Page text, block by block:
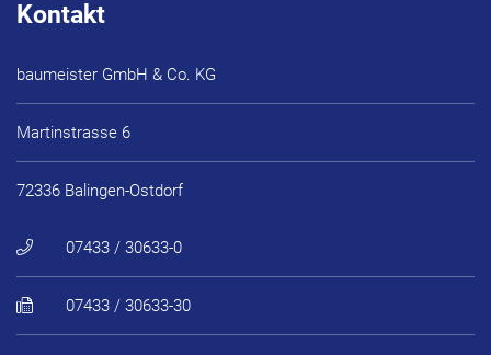
Kontakt
baumeister GmbH & Co. KG
Martinstrasse 6
72336 Balingen-Ostdorf
07433 / 30633-0
07433 / 30633-30